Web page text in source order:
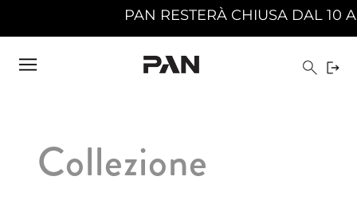
RESTERÀ CHIUSA DAL 10 AGOSTO 2026 AL
Collezione